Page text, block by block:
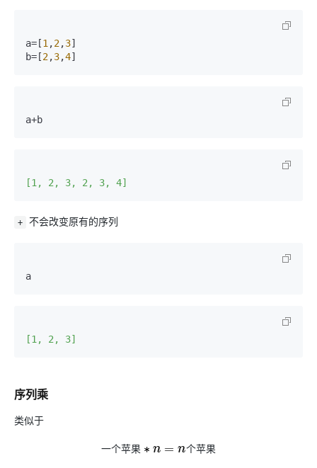
a=[1 ,2,3]
b=[2,3,4]
a+b
[1, 2, 3, 2, 3, 4]
+ 不会改变原有的序列
a
[1, 2, 3]
序列乘
类似于
一个苹果 个苹果
一个苹果 ∗n =n 个苹果